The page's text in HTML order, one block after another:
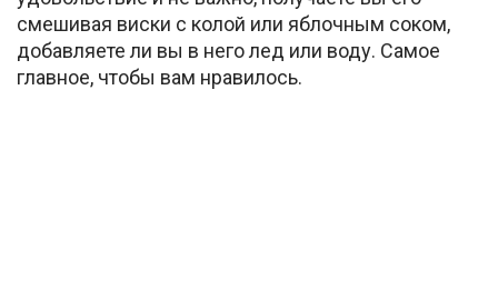
смешивая виски с колой или яблочным соком,
добавляете ли вы в него лед или воду. Самое
главное, чтобы вам нравилось.